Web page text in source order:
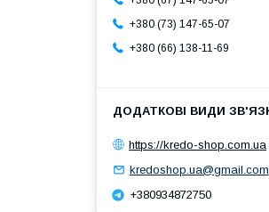
+380 (73) 147-65-07
+380 (66) 138-11-69
https://kredo-shop.com.ua
kredoshop.ua@gmail.com
+380934872750